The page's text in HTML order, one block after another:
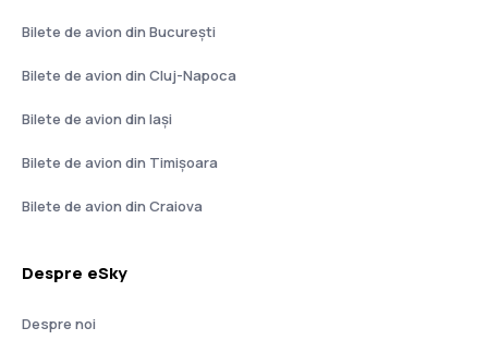
Bilete de avion din București
Bilete de avion din Cluj-Napoca
Bilete de avion din Iași
Bilete de avion din Timișoara
Bilete de avion din Craiova
Despre eSky
Despre noi